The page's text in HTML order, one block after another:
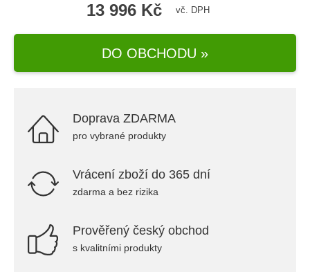
13 996 Kč vč. DPH
DO OBCHODU »
Doprava ZDARMA
pro vybrané produkty
Vrácení zboží do 365 dní
zdarma a bez rizika
Prověřený český obchod
s kvalitními produkty